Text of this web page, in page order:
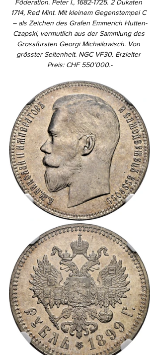
Föderation. Peter I., 1682-1725. 2 Dukaten
1714, Red Mint. Mit kleinem Gegenstempel C
– als Zeichen des Grafen Emmerich Hutten-
Czapski, vermutlich aus der Sammlung des
Grossfürsten Georgi Michailowisch. Von
grösster Seltenheit. NGC VF30. Erzielter
Preis: CHF 550’000.-